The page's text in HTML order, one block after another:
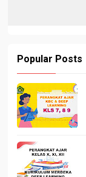
Popular Posts